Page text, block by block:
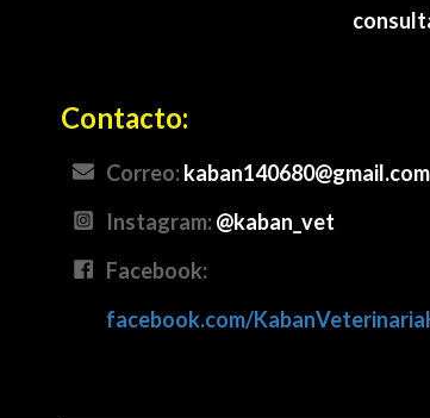
Contacto:
Correo:kaban140680@gmail.com
Instagram:@kaban_vet
Facebook:
facebook.com/